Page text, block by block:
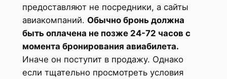
предоставляют не посредники, а сайты
авиакомпаний. Обычно бронь должна
быть оплачена не позже 24-72 часов с
момента бронирования авиабилета.
Иначе он поступит в продажу. Однако
если тщательно просмотреть условия